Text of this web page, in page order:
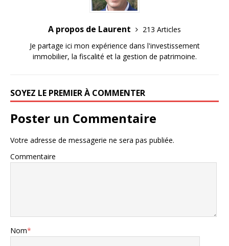
A propos de Laurent
213 Articles
Je partage ici mon expérience dans l'investissement
immobilier, la fiscalité et la gestion de patrimoine.
SOYEZ LE PREMIER À COMMENTER
Poster un Commentaire
Votre adresse de messagerie ne sera pas publiée.
Commentaire
Nom*